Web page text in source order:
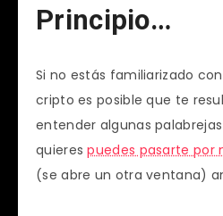
Principio…
Si no estás familiarizado
cripto es posible que te
entender algunas
quierespuedes pasarte por
(se abre un otra ventana)